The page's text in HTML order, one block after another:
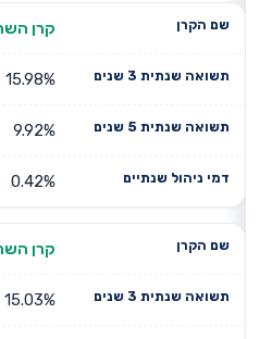
קרן
15.98%
9.92%
0.42%
קרן
15.03%